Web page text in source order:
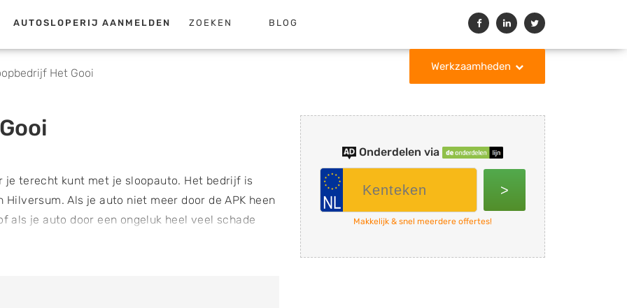
AUTOSLOPERIJ AANMELDEN ZOEKEN BLOG
Werkzaamheden
Het Gooi
je terecht kunt met je sloopauto. Het bedrijf is
Als je auto niet meer door de APK heen
als je auto door een ongeluk heel veel schade
in sloopauto’s nog een hoop goede onderdelen
assortiment aan onderdelen van
Onderdelen via
>
Makkelijk & snel meerdere offertes!